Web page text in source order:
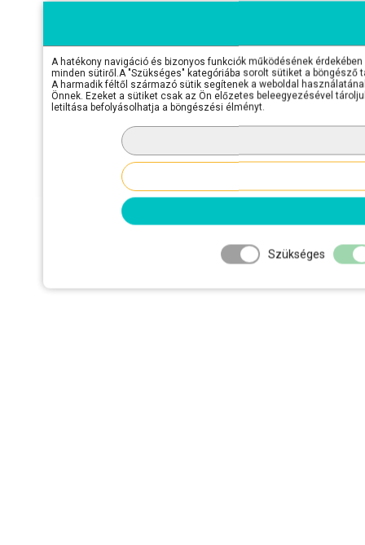
A hatékony navigáció és bizonyos funkciók működésének
minden sütiről.A "Szükséges" kategóriába sorolt sütiket a
A harmadik féltől származó sütik segítenek a weboldal
Önnek. Ezeket a sütiket csak az Ön előzetes beleegyezésével
letiltása befolyásolhatja a böngészési élményt.
Szükséges